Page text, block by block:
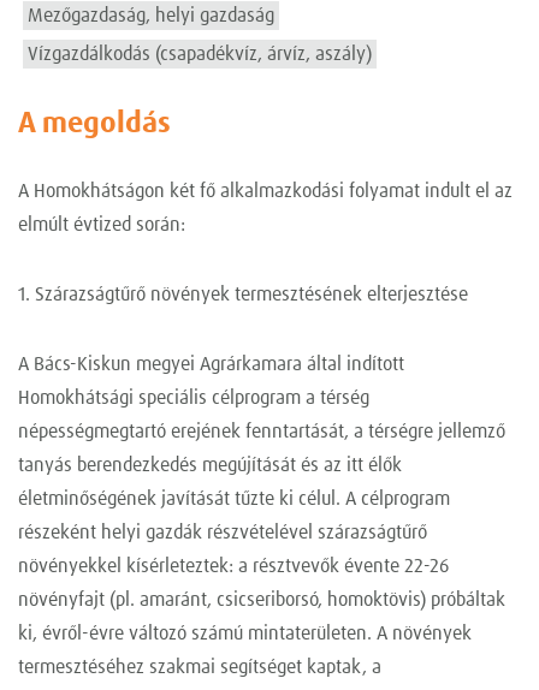
Mezőgazdaság, helyi gazdaság
Vízgazdálkodás (csapadékvíz, árvíz, aszály)
A megoldás
A Homokhátságon két fő alkalmazkodási folyamat indult el az
elmúlt évtized során:
1. Szárazságtűrő növények termesztésének elterjesztése
A Bács-Kiskun megyei Agrárkamara által indított
Homokhátsági speciális célprogram a térség
népességmegtartó erejének fenntartását, a térségre jellemző
tanyás berendezkedés megújítását és az itt élők
életminőségének javítását tűzte ki célul. A célprogram
részeként helyi gazdák részvételével szárazságtűrő
növényekkel kísérleteztek: a résztvevők évente 22-26
növényfajt (pl. amaránt, csicseriborsó, homoktövis) próbáltak
ki, évről-évre változó számú mintaterületen. A növények
termesztéséhez szakmai segítséget kaptak, a